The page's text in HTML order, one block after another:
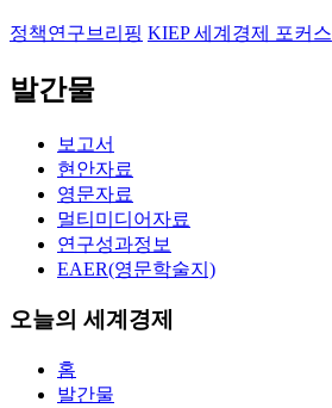
정책연구브리핑 KIEP 세계경제 포커스
발간물
보고서
현안자료
영문자료
멀티미디어자료
연구성과정보
EAER(영문학술지)
오늘의 세계경제
홈
발간물